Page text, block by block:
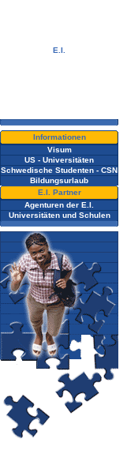
E.I.
Informationen
Visum
US - Universitäten
Schwedische Studenten - CSN
Bildungsurlaub
E.I. Partner
Agenturen der E.I.
Universitäten und Schulen